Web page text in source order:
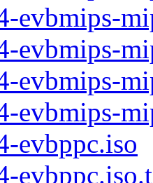
evbmips-
evbmips-
evbmips-
evbmips-
evbppc.iso